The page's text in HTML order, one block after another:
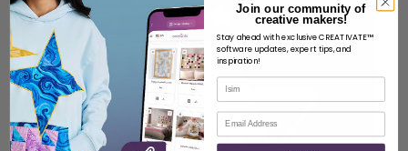
Join our community of
creative makers!
Stay ahead with exclusive CREATIVATE™
software updates, expert tips, and
inspiration!
İsim
E-posta